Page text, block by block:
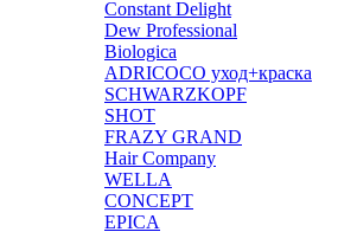
Constant Delight
Dew Professional
Biologica
ADRICOCO уход+краска
SCHWARZKOPF
SHOT
FRAZY GRAND
Hair Company
WELLA
CONCEPT
EPICA